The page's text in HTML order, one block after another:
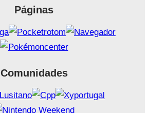
Páginas
Comunidades